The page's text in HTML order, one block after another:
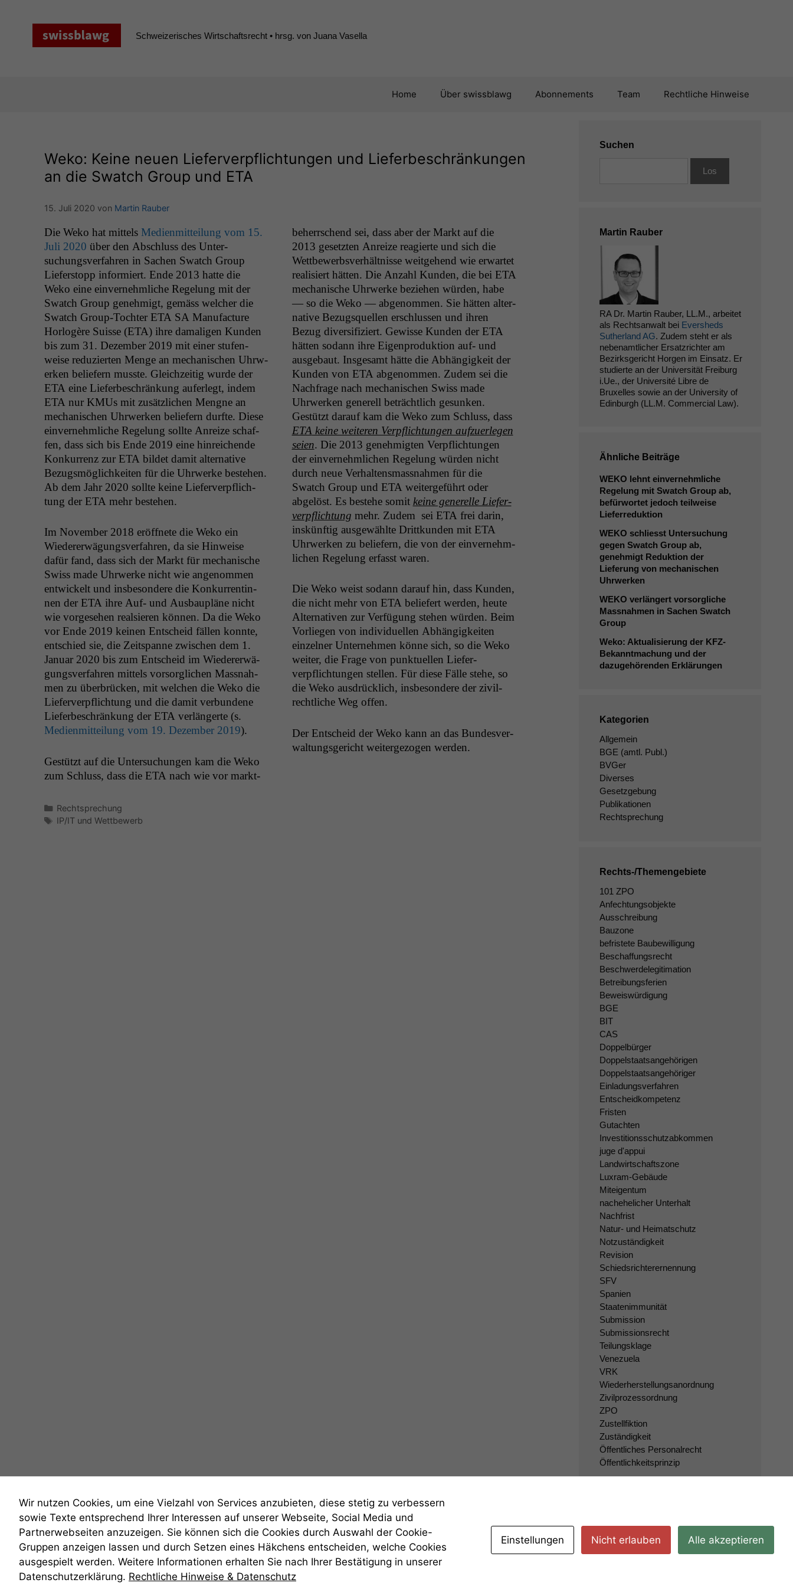
Schweizerisches Wirtschaftsrecht • hrsg. von Juana Vasella
Home Über swissblawg Abonnements Team Rechtliche Hinweise
Weko: Keine neuen Lieferverpflichtungen und Lieferbeschränkungen
an die Swatch Group und ETA
15. Juli 2020 von Martin Rauber
Die Weko hat mit­tels Medi­en­mit­teilung vom 15.
Juli 2020 über den Abschluss des Unter­
suchungsver­fahren in Sachen Swatch Group
Liefer­stopp informiert. Ende 2013 hat­te die
Weko eine ein­vernehm­liche Regelung mit der
Swatch Group genehmigt, gemäss welch­er die
Swatch Group-Tochter ETA SA Man­u­fac­ture
Hor­logère Suisse (ETA) ihre dama­li­gen Kun­den
bis zum 31. Dezem­ber 2019 mit ein­er stufen­
weise reduzierten Menge an mech­a­nis­chen Uhrw­
erken beliefern musste. Gle­ichzeit­ig wurde der
ETA eine Lieferbeschränkung aufer­legt, indem
ETA nur KMUs mit zusät­zlichen Mengne an
mech­a­nis­chen Uhrw­erken beliefern durfte. Diese
ein­vernehm­liche Regelung sollte Anreize schaf­
fen, dass sich bis Ende 2019 eine hin­re­ichende
Konkur­renz zur ETA bildet damit alter­na­tive
Bezugsmöglichkeit­en für die Uhrw­erke beste­hen.
Ab dem Jahr 2020 sollte keine Liefer­verpflich­
tung der ETA mehr bestehen.
Im Novem­ber 2018 eröffnete die Weko ein
Wieder­erwä­gungsver­fahren, da sie Hin­weise
dafür fand, dass sich der Markt für mech­a­nis­che
Swiss made Uhrw­erke nicht wie angenom­men
entwick­elt und ins­beson­dere die Konkur­rentin­
nen der ETA ihre Auf- und Aus­bau­pläne nicht
wie vorge­se­hen realsieren kön­nen. Da die Weko
vor Ende 2019 keinen Entscheid fällen kon­nte,
entsch­ied sie, die Zeitspanne zwis­chen dem 1.
Jan­u­ar 2020 bis zum Entscheid im Wieder­erwä­
gungsver­fahren mit­tels vor­sor­glichen Mass­nah­
men zu über­brück­en, mit welchen die Weko die
Liefer­verpflich­tung und die damit ver­bun­dene
Lieferbeschränkung der ETA ver­längerte (s.
Medi­en­mit­teilung vom 19. Dezem­ber 2019).
Gestützt auf die Unter­suchun­gen kam die Weko
zum Schluss, dass die ETA nach wie vor mark­t­
be­herrschend sei, dass aber der Markt auf die
2013 geset­zten Anreize reagierte und sich die
Wet­tbe­werb­sver­hält­nisse weit­ge­hend wie erwartet
real­isiert hät­ten. Die Anzahl Kun­den, die bei ETA
mech­a­nis­che Uhrw­erke beziehen wür­den, habe
— so die Weko — abgenom­men. Sie hät­ten alter­
na­tive Bezugsquellen erschlussen und ihren
Bezug diver­si­fiziert. Gewisse Kun­den der ETA
hät­ten sodann ihre Eigen­pro­duk­tion auf- und
aus­ge­baut. Ins­ge­samt hätte die Abhängigkeit der
Kun­den von ETA abgenom­men. Zudem sei die
Nach­frage nach mech­a­nis­chen Swiss made
Uhrw­erken generell beträchtlich gesunken.
Gestützt darauf kam die Weko zum Schluss, dass
ETA keine weit­eren Verpflich­tun­gen aufzuer­legen
seien. Die 2013 genehmigten Verpflich­tun­gen
der ein­vernehm­lichen Regelung wür­den nicht
durch neue Ver­hal­tens­mass­nah­men für die
Swatch Group und ETA weit­erge­führt oder
abgelöst. Es beste­he somit keine generelle Liefer­
verpflich­tung mehr. Zudem sei ETA frei darin,
inskün­ftig aus­gewählte Drit­tkun­den mit ETA
Uhrw­erken zu beliefern, die von der ein­vernehm­
lichen Regelung erfasst waren.
Die Weko weist sodann darauf hin, dass Kun­den,
die nicht mehr von ETA beliefert wer­den, heute
Alter­na­tiv­en zur Ver­fü­gung ste­hen wür­den. Beim
Vor­liegen von indi­vidu­ellen Abhängigkeit­en
einzel­ner Unternehmen könne sich, so die Weko
weit­er, die Frage von punk­tuellen Liefer­
verpflich­tun­gen stellen. Für diese Fälle ste­he, so
die Weko aus­drück­lich, ins­beson­dere der zivil­
rechtliche Weg offen.
Der Entscheid der Weko kann an das Bun­desver­
wal­tungs­gericht weit­erge­zo­gen werden.
Kategorien
Rechtsprechung
Schlagwörter
IP/IT und Wettbewerb
Suchen
Martin Rauber
RA Dr. Martin Rauber, LL.M., arbeitet
als Rechtsanwalt bei Eversheds
Sutherland AG. Zudem steht er als
nebenamtlicher Ersatzrichter am
Bezirksgericht Horgen im Einsatz. Er
studierte an der Universität Freiburg
i.Ue., der Université Libre de
Bruxelles sowie an der University of
Edinburgh (LL.M. Commercial Law).
Ähnliche Beiträge
WEKO lehnt einvernehmliche
Regelung mit Swatch Group ab,
befürwortet jedoch teilweise
Lieferreduktion
WEKO schliesst Untersuchung
gegen Swatch Group ab,
genehmigt Reduktion der
Lieferung von mechanischen
Uhrwerken
WEKO verlängert vorsorgliche
Massnahmen in Sachen Swatch
Group
Weko: Aktualisierung der KFZ-
Bekanntmachung und der
dazugehörenden Erklärungen
Kategorien
Allgemein
BGE (amtl. Publ.)
BVGer
Diverses
Gesetzgebung
Publikationen
Rechtsprechung
Rechts-/Themengebiete
101 ZPO
Anfechtungsobjekte
Ausschreibung
Bauzone
befristete Baubewilligung
Beschaffungsrecht
Beschwerdelegitimation
Betreibungsferien
Beweiswürdigung
BGE
BIT
CAS
Doppelbürger
Doppelstaatsangehörigen
Doppelstaatsangehöriger
Einladungsverfahren
Entscheidkompetenz
Fristen
Gutachten
Investitionsschutzabkommen
juge d'appui
Landwirtschaftszone
Luxram-Gebäude
Miteigentum
nachehelicher Unterhalt
Nachfrist
Natur- und Heimatschutz
Notzuständigkeit
Revision
Schiedsrichterernennung
SFV
Spanien
Staatenimmunität
Submission
Submissionsrecht
Teilungsklage
Venezuela
VRK
Wiederherstellungsanordnung
Zivilprozessordnung
ZPO
Zustellfiktion
Zuständigkeit
Öffentliches Personalrecht
Öffentlichkeitsprinzip
anmelden
Wir nutzen Cookies, um eine Vielzahl von Services anzubieten, diese stetig zu verbessern
sowie Texte entsprechend Ihrer Interessen auf unserer Webseite, Social Media und
Partnerwebseiten anzuzeigen. Sie können sich die Cookies durch Auswahl der Cookie-
Gruppen anzeigen lassen und durch Setzen eines Häkchens entscheiden, welche Cookies
ausgespielt werden. Weitere Informationen erhalten Sie nach Ihrer Bestätigung in unserer
Datenschutzerklärung. Rechtliche Hinweise & Datenschutz
Einstellungen Nicht erlauben Alle akzeptieren
Einige
dieser Website
sind optional.
diese Option